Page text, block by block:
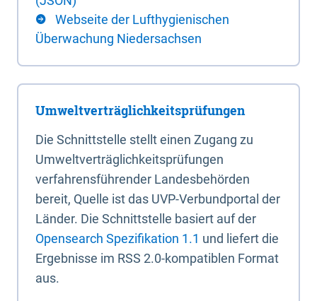
Webseite der Lufthygienischen
Überwachung Niedersachsen
Umweltverträglichkeitsprüfungen
Die Schnittstelle stellt einen Zugang zu
Umweltverträglichkeitsprüfungen
verfahrensführender Landesbehörden
bereit, Quelle ist das UVP-Verbundportal der
Länder. Die Schnittstelle basiert auf der
Opensearch Spezifikation 1.1 und liefert die
Ergebnisse im RSS 2.0-kompatiblen Format
aus.